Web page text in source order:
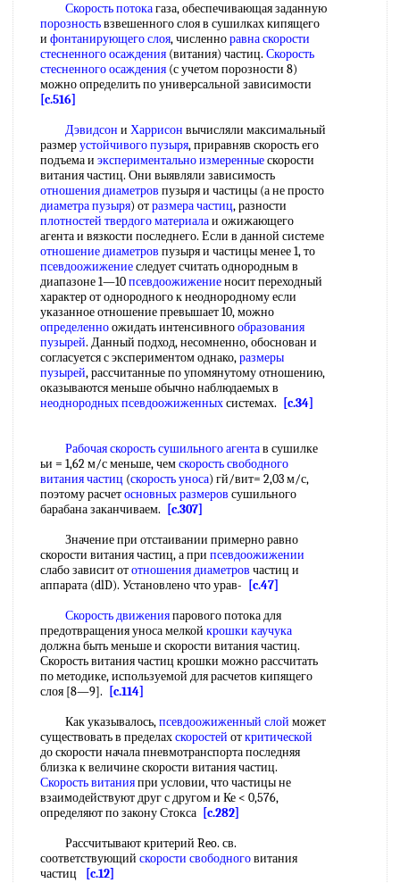
Скорость потокагаза, обеспечивающая заданную
порозностьвзвешенного слоя в сушилках кипящего
и фонтанирующего слоя, численноравнаскорости
стесненного осаждения (витания) частиц. Скорость
стесненного осаждения (с учетом порозности 8)
можно определить по универсальной зависимости
[c.516]
Дэвидсон и Харрисон вычисляли максимальный
размерустойчивого пузыря, приравняв скорость его
подъема и экспериментально измеренныескорости
витания частиц. Они выявляли зависимость
отношения диаметров пузыря и частицы (а не просто
диаметра пузыря) отразмера частиц, разности
плотностей твердого материалаи ожижающего
агента и вязкости последнего. Если в данной системе
отношение диаметров пузыря и частицы менее 1, то
псевдоожижениеследует считать однородным в
диапазоне 1—10псевдоожижениеносит переходный
характер от однородного к неоднородному если
указанное отношение превышает 10, можно
определенноожидать интенсивногообразования
пузырей. Данный подход, несомненно, обоснован и
согласуется с экспериментом однако,размеры
пузырей, рассчитанные по упомянутому отношению,
оказываются меньше обычно наблюдаемых в
неоднородных псевдоожиженныхсистемах. [c.34]
Рабочая скоростьсушильного агентав сушилке
ьи = 1,62 м/с меньше, чемскорость свободного
витания частиц (скорость уноса) гй/вит= 2,03 м/с,
поэтому расчетосновных размеров сушильного
барабана заканчиваем.
[c.307]
Значение при отстаивании примерно равно
скорости витания частиц, а при псевдоожижении
слабо зависит ототношения диаметров частиц и
аппарата (dlD). Установлено что урав-
[c.47]
Скорость движенияпарового потока для
предотвращения уноса мелкой крошки каучука
должна быть меньше и скорости витания частиц.
Скорость витания частиц крошки можно рассчитать
по методике, используемой для расчетов кипящего
слоя [8—9].
[c.114]
Как указывалось,псевдоожиженный слой может
существовать в пределахскоростей откритической
до скорости начала пневмотранспорта последняя
близка к величине скорости витания частиц.
Скорость витанияпри условии, что частицы не
взаимодействуют друг с другом и Ке < 0,576,
определяют по закону Стокса [c.282]
Рассчитывают критерий Reo. св.
соответствующий скорости свободноговитания
частиц
[c.12]